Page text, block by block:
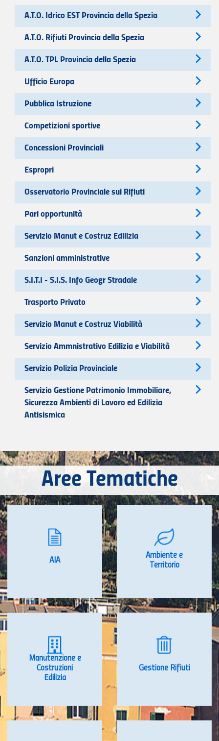
A.T.O. Idrico EST Provincia della Spezia
A.T.O. Rifiuti Provincia della Spezia
A.T.O. TPL Provincia della Spezia
Ufficio Europa
Pubblica Istruzione
Competizioni sportive
Concessioni Provinciali
Espropri
Osservatorio Provinciale sui Rifiuti
Pari opportunità
Servizio Manut e Costruz Edilizia
Sanzioni amministrative
S.I.T.I - S.I.S. Info Geogr Stradale
Trasporto Privato
Servizio Manut e Costruz Viabilità
Servizio Ammnistrativo Edilizia e Viabilità
Servizio Polizia Provinciale
Servizio Gestione Patrimonio Immobiliare,
Sicurezza Ambienti di Lavoro ed Edilizia
Antisismica
Aree Tematiche
AIA
Ambiente e
Territorio
Manutenzione e
Costruzioni
Edilizia
Gestione Rifiuti